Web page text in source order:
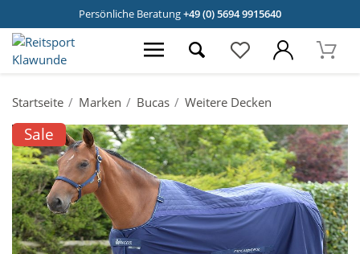
Persönliche Beratung+49 (0) 5694 9915640
Startseite Marken Bucas Weitere Decken
Sale